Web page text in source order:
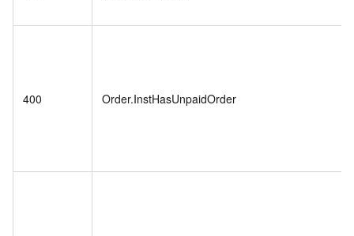
400 Order.InstHasUnpaidOrder